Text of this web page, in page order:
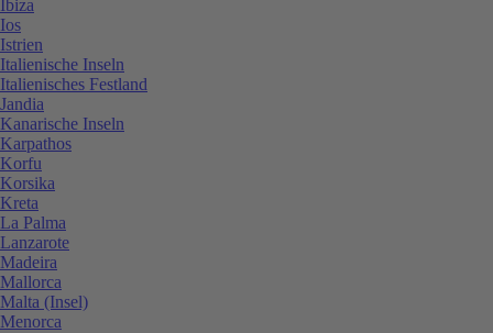
Ibiza
Ios
Istrien
Italienische Inseln
Italienisches Festland
Jandia
Kanarische Inseln
Karpathos
Korfu
Korsika
Kreta
La Palma
Lanzarote
Madeira
Mallorca
Malta (Insel)
Menorca